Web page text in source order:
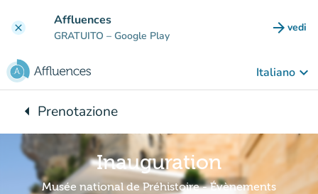
clear Affluences
GRATUITO – Google Play arrow_forward vedi
Italiano keyboard_arrow_down
arrow_leftTorna a:
Prenotazione
Inauguration
Musée national de Préhistoire - Évènements